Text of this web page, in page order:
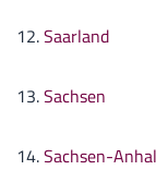
12.Saarland
13.Sachsen
14.Sachsen-